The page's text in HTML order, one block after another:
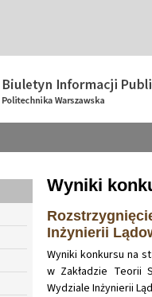
Wyniki
Inżynierii
Wyniki konkursu na
w Zakładzie Teorii
Wydziale Inżynierii